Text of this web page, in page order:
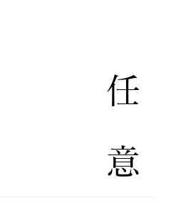
​任
意